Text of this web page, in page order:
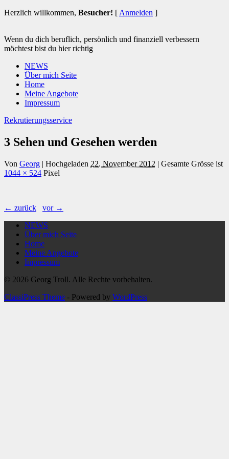
Herzlich willkommen, Besucher! [ Anmelden ]
Wenn du dich beruflich, persönlich und finanziell verbessern
möchtest bist du hier richtig
NEWS
Über mich Seite
Home
Meine Angebote
Impressum
Rekrutierungsservice
3 Sehen und Gesehen werden
Von Georg | Hochgeladen 22. November 2012 | Gesamte Grösse ist
1044 × 524 Pixel
← zurück
vor →
NEWS
Über mich Seite
Home
Meine Angebote
Impressum
© 2026 Georg Troll. Alle Rechte vorbehalten.
ClassiPress Theme - Powered by WordPress